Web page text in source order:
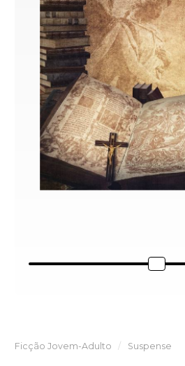
Ficção Jovem-Adulto Suspense